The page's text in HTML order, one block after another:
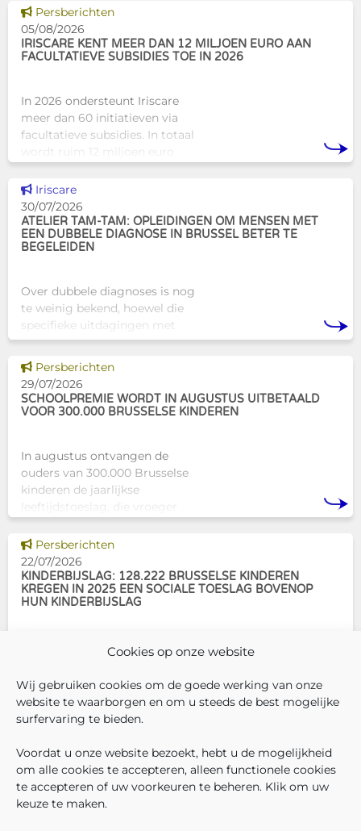
Cookies op onze website
Wij gebruiken cookies om de goede werking van onze
website te waarborgen en om u steeds de best mogelijke
surfervaring te bieden.
Voordat u onze website bezoekt, hebt u de mogelijkheid
om alle cookies te accepteren, alleen functionele cookies
te accepteren of uw voorkeuren te beheren. Klik om uw
keuze te maken.
alternatief biedt voor de
traditionele
huisvestingsstructuren v
Dit nieuws tonen
Persberichten
05/08/2026
IRISCARE KENT MEER DAN 12 MILJOEN EURO AAN
FACULTATIEVE SUBSIDIES TOE IN 2026
In 2026 ondersteunt Iriscare
meer dan 60 initiatieven via
facultatieve subsidies. In totaal
wordt ruim 12 miljoen euro
Brusselse actoren die actief
zijn op het vlak van gezondhe
Dit nieuws tonen
Iriscare
30/07/2026
ATELIER TAM-TAM: OPLEIDINGEN OM MENSEN MET
EEN DUBBELE DIAGNOSE IN BRUSSEL BETER TE
BEGELEIDEN
Over dubbele diagnoses is nog
te weinig bekend, hoewel die
specifieke uitdagingen met
zich meebrengen voor zowel
professionals als naasten. In
Brussel biedt Atelier Tam-Tam
een concrete oplossing in
Dit nieuws tonen
Persberichten
29/07/2026
SCHOOLPREMIE WORDT IN AUGUSTUS UITBETAALD
VOOR 300.000 BRUSSELSE KINDEREN
In augustus ontvangen de
ouders van 300.000 Brusselse
kinderen de jaarlijkse
leeftijdstoeslag, die vroeger
schoolpremie. Deze financiële
ondersteuning helpt gezinnen
om de kosten
Dit nieuws tonen
Persberichten
22/07/2026
KINDERBIJSLAG: 128.222 BRUSSELSE KINDEREN
KREGEN IN 2025 EEN SOCIALE TOESLAG BOVENOP
HUN KINDERBIJSLAG
In december 2025 hadden
304.966 Brusselse kinderen
recht op kinderbijslag. Van hen
ontvingen 128.222 kinderen ook
een sociale toeslag boven op
komt overeen met 42,04% van
WIE ZIJN WIJ ?
WERKEN BIJ ONS
ALLE NIEUWSBERICHTEN
TRANSPARANTIE
CONTACTEER ONS